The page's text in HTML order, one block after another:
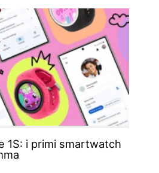
1S: i primi smartwatch